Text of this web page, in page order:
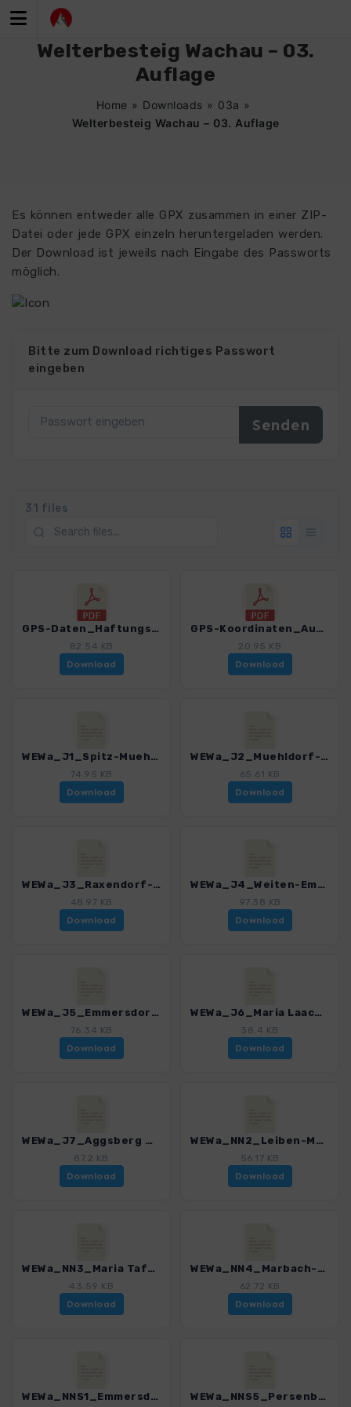
Inhalt
Welterbesteig Wachau – 03.
Auflage
Home » Downloads » 03a »
Welterbesteig Wachau – 03. Auflage
Es können entweder alle GPX zusammen in einer ZIP-
Datei oder jede GPX einzeln heruntergeladen werden.
Der Download ist jeweils nach Eingabe des Passworts
möglich.
Bitte zum Download richtiges Passwort
eingeben
31 files
GPS-Daten_Haftungsausschluss-Nutzungsbedingungen_WF_Welterbesteig Wachau_4411_3.pdf
82.54 KB
Download
GPS-Koordinaten_Ausgangspunkte_WF_Welterbesteig Wachau_4411_3.pdf
20.95 KB
Download
WEWa_J1_Spitz-Muehldorf_4411_3.gpx
74.95 KB
Download
WEWa_J2_Muehldorf-Raxendorf_4411_3.gpx
65.61 KB
Download
WEWa_J3_Raxendorf-Weiten_4411_3.gpx
48.97 KB
Download
WEWa_J4_Weiten-Emmersdorf_4411_3.gpx
97.38 KB
Download
WEWa_J5_Emmersdorf-Maria Laach_4411_3.gpx
76.34 KB
Download
WEWa_J6_Maria Laach-Aggsberg Markt_4411_3.gpx
38.4 KB
Download
WEWa_J7_Aggsberg Markt-Spitz_4411_3.gpx
87.2 KB
Download
WEWa_NN2_Leiben-Maria Taferl_4411_3.gpx
56.17 KB
Download
WEWa_NN3_Maria Taferl-Marbach_4411_3.gpx
43.59 KB
Download
WEWa_NN4_Marbach-Persenbeug_4411_3.gpx
62.72 KB
Download
WEWa_NNS1_Emmersdorf-Leiben_4411_3.gpx WEWa_NNS5_Persenbeug-Sarmingstein_4411_3.gpx